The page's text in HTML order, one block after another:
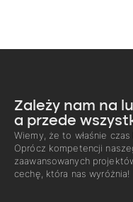
Zależy nam na
a przede
Wiemy, że to właśnie
Oprócz kompetencji
zaawansowanych
cechę, która nas wyróżnia!